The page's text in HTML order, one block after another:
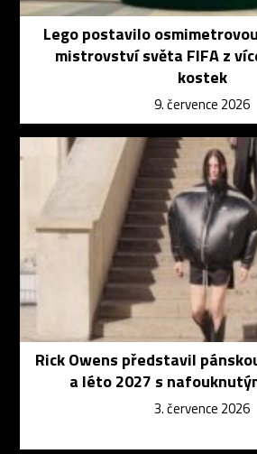
Lego postavilo
mistrovství světa FIFA z
kostek
9. července 2026
Rick Owens představil
a léto 2027 s
3. července 2026